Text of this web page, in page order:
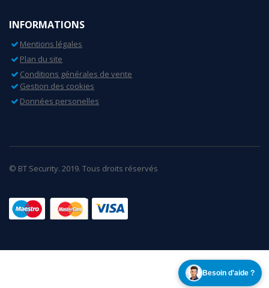
Besoin d'aide ?
INFORMATIONS
Mentions légales
Plan du site
Conditions générales de vente
Gestion des cookies
Données personelles
© BT Security. 2019. Tous droits réservés